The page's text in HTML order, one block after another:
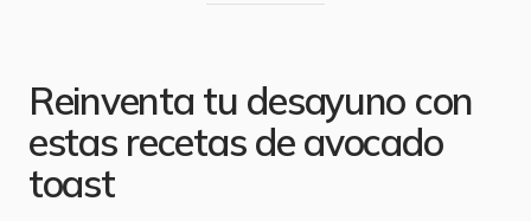
Reinventa tu desayuno con
estas recetas de avocado
toast